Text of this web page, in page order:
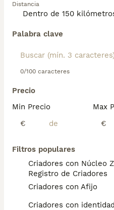
Distancia
Palabra clave
0/100 caracteres
Precio
Min Precio
€
Max
€
Filtros populares
Criadores con Núcleo
Registro de Criadores
Criadores con Afijo
Criadores con